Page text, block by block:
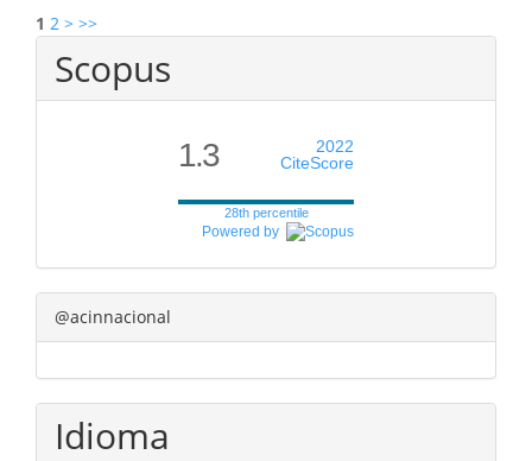
1 2 > >>
Scopus
1.3
2022
CiteScore
28th percentile
Powered by
@acinnacional
Idioma